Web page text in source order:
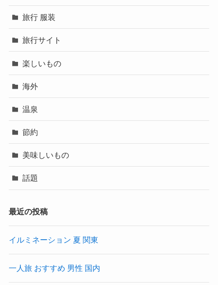
旅行 服装
旅行サイト
楽しいもの
海外
温泉
節約
美味しいもの
話題
最近の投稿
イルミネーション 夏 関東
一人旅 おすすめ 男性 国内